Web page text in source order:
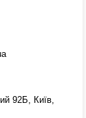
92Б, Київ,